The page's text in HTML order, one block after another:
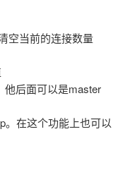
空当前的连接数量
他后面可以是master
。在这个功能上也可以